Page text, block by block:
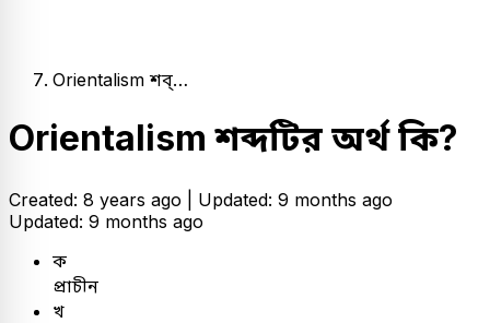
Orientalism শব্…
Orientalism শব্দটির অর্থ কি?
Created: 8 years ago | Updated: 9 months ago
Updated: 9 months ago
ক
প্রাচীন
খ